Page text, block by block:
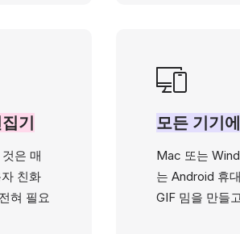
기
은 매
친화
혀 필요
모든 기기
Mac 또는
는 Android 휴
GIF 밈을 만들